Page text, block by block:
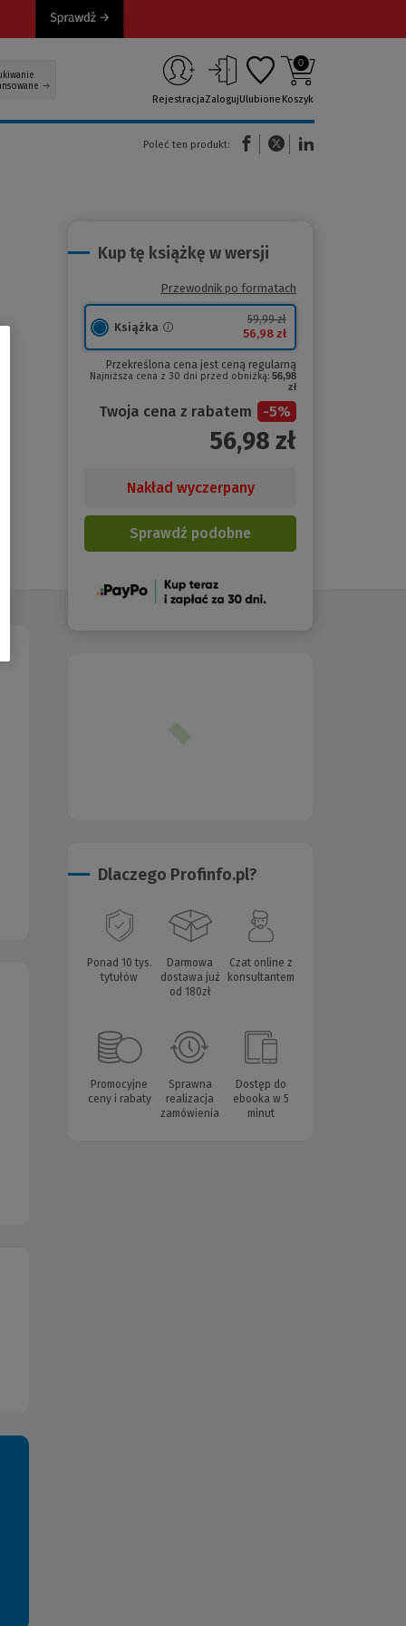
RejestracjaZalogujUlubione
0
Koszyk
Poleć ten produkt:
(Nowe okno)(Link do innej strony)
Kup tę książkę w wersji
Przewodnik po formatach
Książka
59,99 zł
56,98 zł
Przekreślona cena jest ceną regularną
Najniższa cena z 30 dni przed obniżką: 56,98
zł
Twoja cena z rabatem -5%
56,98 zł
Nakład wyczerpany
Sprawdź podobne
(Nowe
Dlaczego Profinfo.pl?
Ponad 10 tys.
tytułów
Darmowa
dostawa już
od 180zł
Czat online z
konsultantem
Promocyjne
ceny i rabaty
Sprawna
realizacja
zamówienia
Dostęp do
ebooka w 5
minut